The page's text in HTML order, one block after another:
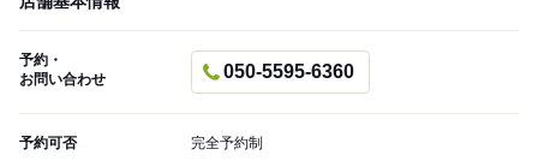
予約・
お問い合わせ
050-5595-6360
予約可否 完全予約制